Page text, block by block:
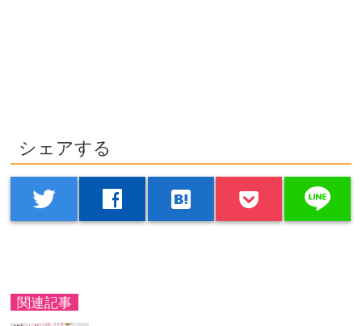
シェアする
twitter facebook hatenabookmark line
関連記事